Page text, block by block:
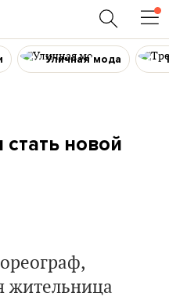
Уличная мода
новой
жительница